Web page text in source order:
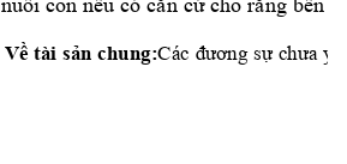
Về tài sản chung:Các đương sự chưa